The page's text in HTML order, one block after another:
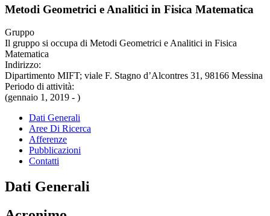
Metodi Geometrici e Analitici in Fisica Matematica
Gruppo
Il gruppo si occupa di Metodi Geometrici e Analitici in Fisica
Matematica
Indirizzo:
Dipartimento MIFT; viale F. Stagno d’Alcontres 31, 98166 Messina
Periodo di attività:
(gennaio 1, 2019 - )
Dati Generali
Aree Di Ricerca
Afferenze
Pubblicazioni
Contatti
Dati Generali